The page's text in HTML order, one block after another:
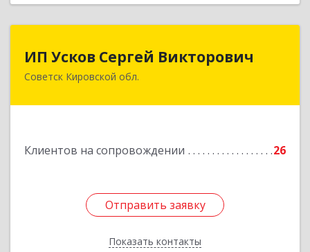
ИП Усков Сергей Викторович
Советск Кировской обл.
Клиентов на сопровождении 26
Отправить заявку
Показать контакты
ИП Усков Сергей Викторович
613340, Кировская обл, Советск г, Дружбы ул,
Отправить заявку
Назад